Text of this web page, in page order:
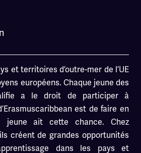
et territoires d’outre-mer de l’UE
européens. Chaque jeune des
a le droit de participer à
est de faire en
jeune ait cette chance. Chez
créent de grandes opportunités
dans les pays et